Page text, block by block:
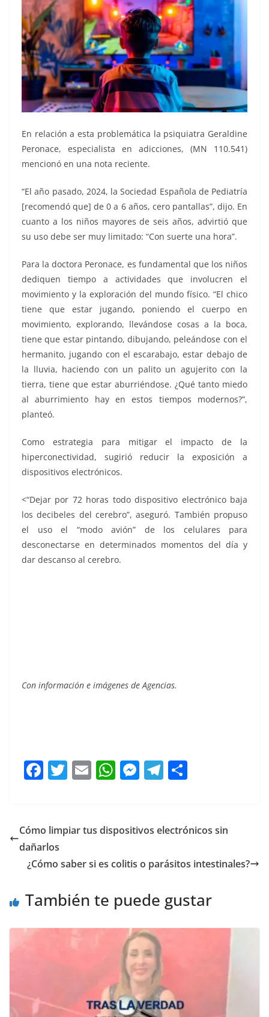
En relación a esta problemática la psiquiatra Geraldine
Peronace, especialista en adicciones, (MN 110.541)
mencionó en una nota reciente.
“El año pasado, 2024, la Sociedad Española de Pediatría
[recomendó que] de 0 a 6 años, cero pantallas”, dijo. En
cuanto a los niños mayores de seis años, advirtió que
su uso debe ser muy limitado: “Con suerte una hora”.
Para la doctora Peronace, es fundamental que los niños
dediquen tiempo a actividades que involucren el
movimiento y la exploración del mundo físico. “El chico
tiene que estar jugando, poniendo el cuerpo en
movimiento, explorando, llevándose cosas a la boca,
tiene que estar pintando, dibujando, peleándose con el
hermanito, jugando con el escarabajo, estar debajo de
la lluvia, haciendo con un palito un agujerito con la
tierra, tiene que estar aburriéndose. ¿Qué tanto miedo
al aburrimiento hay en estos tiempos modernos?”,
planteó.
Como estrategia para mitigar el impacto de la
hiperconectividad, sugirió reducir la exposición a
dispositivos electrónicos.
<“Dejar por 72 horas todo dispositivo electrónico baja
los decibeles del cerebro”, aseguró. También propuso
el uso el “modo avión” de los celulares para
desconectarse en determinados momentos del día y
dar descanso al cerebro.
Con información e imágenes de Agencias.
F
e
b
o
k
T
er
E
l
W
s
p
M
e
g
T
gr
m
p
tir
Cómo limpiar tus dispositivos electrónicos sin
dañarlos
¿Cómo saber si es colitis o parásitos intestinales?
También te puede gustar